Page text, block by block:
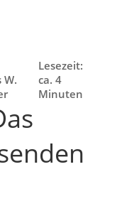
W.
Lesezeit:
ca. 4
Minuten